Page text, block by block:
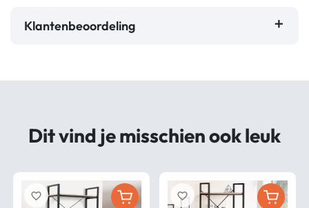
Klantenbeoordeling
Dit vind je misschien ook leuk
favorite_border favorite_border